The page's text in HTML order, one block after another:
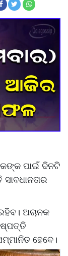
ପାଇଁ ଦିନଟି
ଅଚାନକ
ହେବେ।